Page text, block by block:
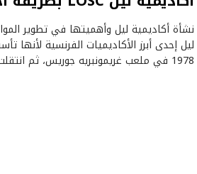
نشأة أكاديمية ليل وأهميتها في تطوير
ليل إحدى أبرز الأكاديميات الفرنسية لأنها
1978 في ملعب غريمونبريه جوريس، ثم انتقلت…